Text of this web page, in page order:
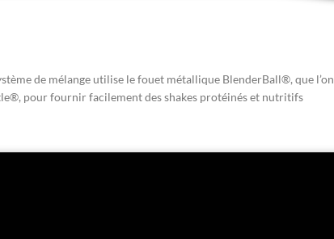
de mélange utilise le fouet métallique BlenderBall®, que l’on
pour fournir facilement des shakes protéinés et nutritifs